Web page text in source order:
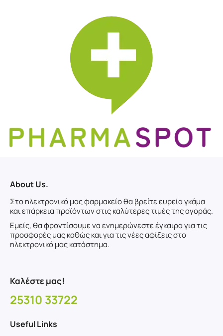
About Us.
Στο ηλεκτρονικό μας φαρμακείο θα βρείτε ευρεία γκάμα
και επάρκεια προϊόντων στις καλύτερες τιμές της αγοράς.
Εμείς, θα φροντίσουμε να ενημερώνεστε έγκαιρα για τις
προσφορές μας καθώς και για τις νέες αφίξεις στο
ηλεκτρονικό μας κατάστημα.
Καλέστε μας!
25310 33722
Useful Links